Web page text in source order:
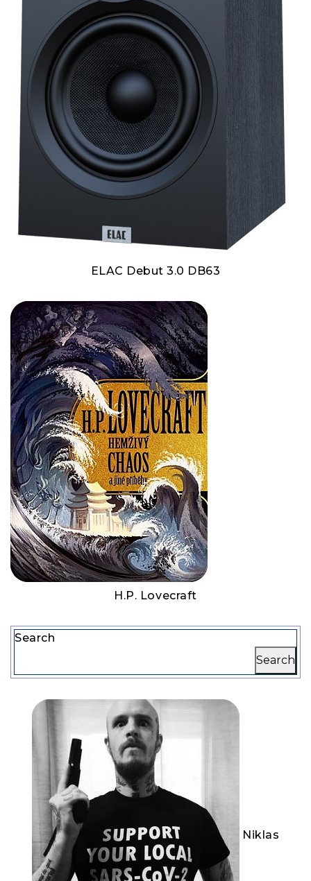
ELAC Debut 3.0 DB63
H.P. Lovecraft
Search
Search
Niklas